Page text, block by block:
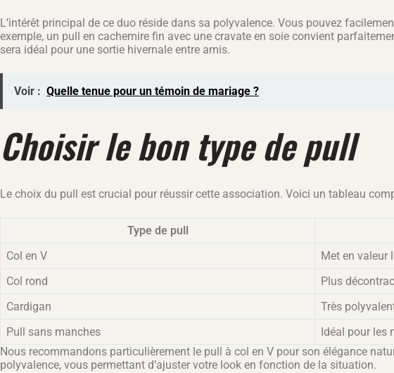
L’intérêt principal de ce duo réside dans sa polyvalence. Vous pouvez
exemple, un pull en cachemire fin avec une cravate en soie convient
sera idéal pour une sortie hivernale entre amis.
Voir : Quelle tenue pour un témoin de mariage ?
Choisir le bon type de pull
Le choix du pull est crucial pour réussir cette association. Voici un tableau
Type de pull
Col en V
Met en valeur
Col rond
Plus
Cardigan
Très
Pull sans manches
Idéal pour les
Nous recommandons particulièrement le pull à col en V pour son élégance
polyvalence, vous permettant d’ajuster votre look en fonction de la situation.